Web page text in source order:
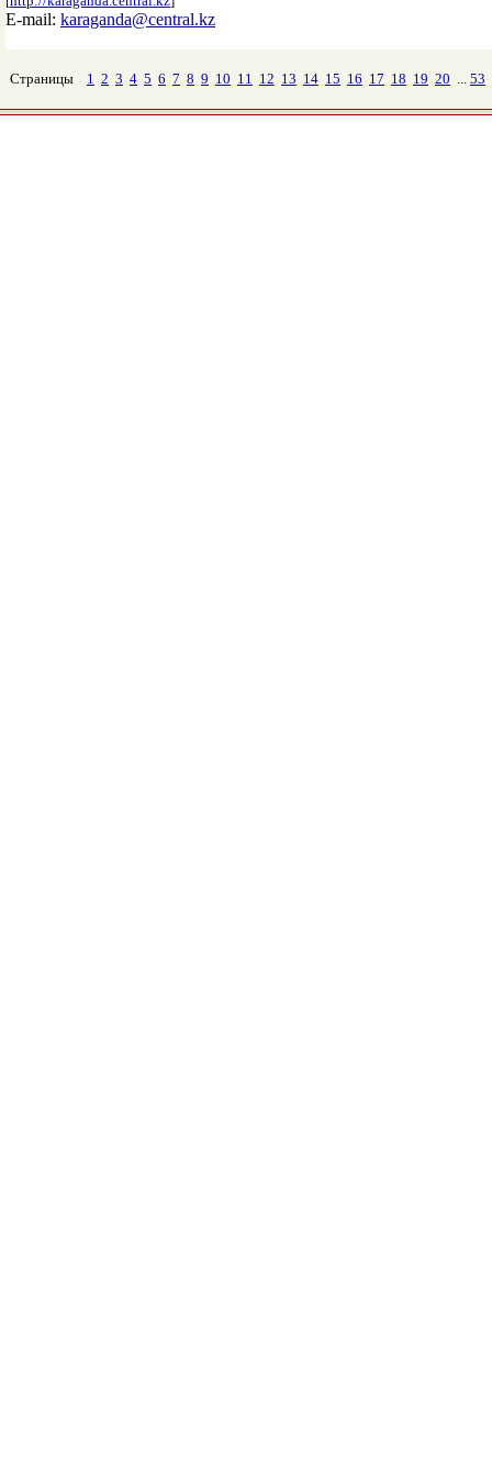
E-mail: karaganda@central.kz
Страницы 1 2 3 4 5 6 7 8 9 10 11 12 13 14 15 16 17 18 19 20 ... 53